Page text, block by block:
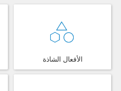
الأفعال الشاذة